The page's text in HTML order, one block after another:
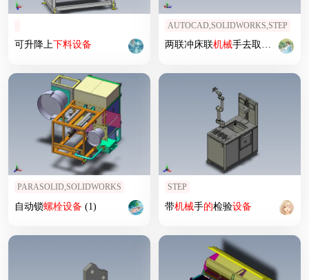
可升降上下料设备
AUTOCAD,SOLIDWORKS,STEP
两联冲床联机械手去取料3d图纸 冲床连杆
PARASOLID,SOLIDWORKS
自动锁螺栓设备 (1)
STEP
带机械手的检验设备